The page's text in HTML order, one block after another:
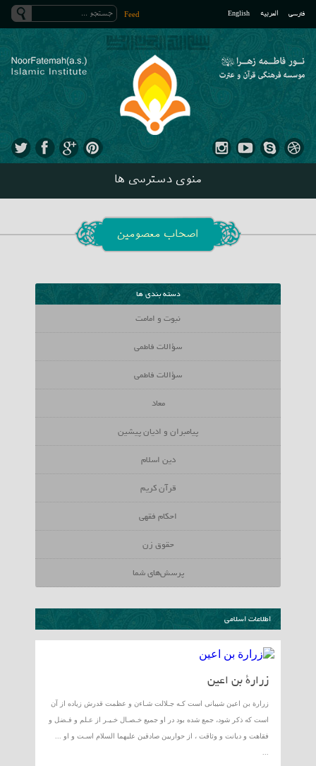
فارسی العربیه English
Feed
منوی دسترسی ها
اصحاب معصومین
دسته بندی ها
نبوت و امامت
سؤالات فاطمی
سؤالات فاطمی
معاد
پیامبران و ادیان پیشین
دین اسلام
قرآن کریم
احکام فقهی
حقوق زن
پرسش‌‌های شما
اطلاعات اسلامی
زرارة بن اعين
زرارة بن اعين شيبانى است كـه جـلالت شـاءن و عظمت قدرش زياده از آن
است كه ذكر شود، جمع شده بود در او جميع خـصـال خـيـر از عـلم و فـضل و
فقاهت و ديانت و وثاقت ، از حواريين صادقين عليهما السلام اسـت و او ...